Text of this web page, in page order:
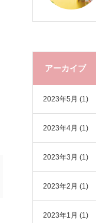
アーカイブ
2023年5月 (1)
2023年4月 (1)
2023年3月 (1)
2023年2月 (1)
2023年1月 (1)